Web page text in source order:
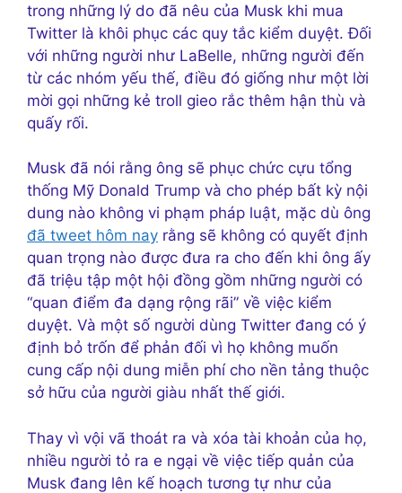
trong những lý do đã nêu của Musk khi mua
Twitter là khôi phục các quy tắc kiểm duyệt. Đối
với những người như LaBelle, những người đến
từ các nhóm yếu thế, điều đó giống như một lời
mời gọi những kẻ troll gieo rắc thêm hận thù và
quấy rối.
Musk đã nói rằng ông sẽ phục chức cựu tổng
thống Mỹ Donald Trump và cho phép bất kỳ nội
dung nào không vi phạm pháp luật, mặc dù ông
đã tweet hôm nay rằng sẽ không có quyết định
quan trọng nào được đưa ra cho đến khi ông ấy
đã triệu tập một hội đồng gồm những người có
“quan điểm đa dạng rộng rãi” về việc kiểm
duyệt. Và một số người dùng Twitter đang có ý
định bỏ trốn để phản đối vì họ không muốn
cung cấp nội dung miễn phí cho nền tảng thuộc
sở hữu của người giàu nhất thế giới.
Thay vì vội vã thoát ra và xóa tài khoản của họ,
nhiều người tỏ ra e ngại về việc tiếp quản của
Musk đang lên kế hoạch tương tự như của